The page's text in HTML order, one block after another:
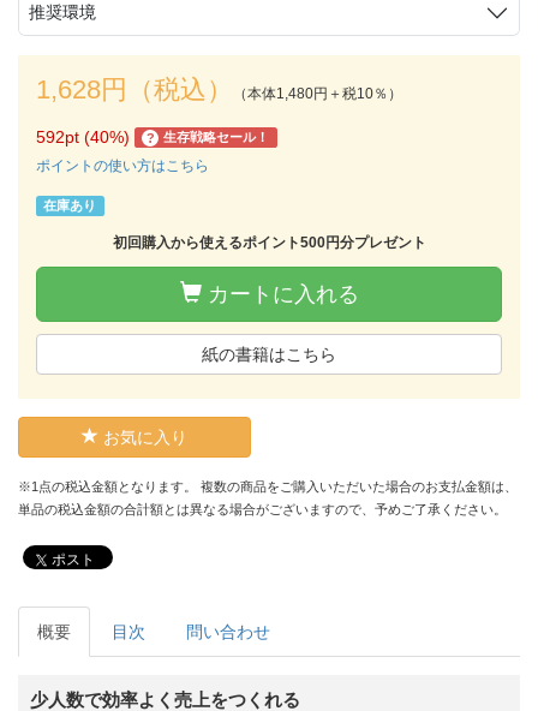
推奨環境
1,628円（税込） （本体1,480円＋税10％）
592pt (40%) ? 生存戦略セール！
ポイントの使い方はこちら
在庫あり
初回購入から使えるポイント500円分プレゼント
カートに入れる
紙の書籍はこちら
お気に入り
※1点の税込金額となります。 複数の商品をご購入いただいた場合のお支払金額は、
単品の税込金額の合計額とは異なる場合がございますので、予めご了承ください。
ポスト
概要 目次 問い合わせ
少人数で効率よく売上をつくれる